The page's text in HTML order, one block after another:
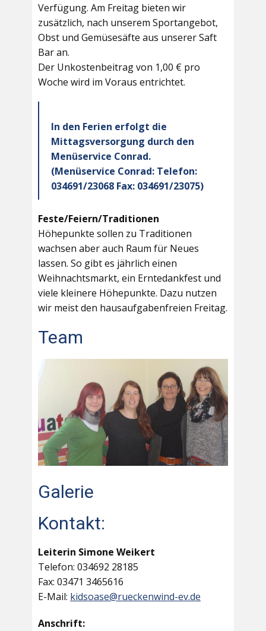
Verfügung. Am Freitag bieten wir
zusätzlich, nach unserem Sportangebot,
Obst und Gemüsesäfte aus unserer Saft
Bar an.
Der Unkostenbeitrag von 1,00 € pro
Woche wird im Voraus entrichtet.
In den Ferien erfolgt die
Mittagsversorgung durch den
Menüservice Conrad.
(Menüservice Conrad: Telefon:
034691/23068 Fax: 034691/23075)
Feste/Feiern/Traditionen
Höhepunkte sollen zu Traditionen
wachsen aber auch Raum für Neues
lassen. So gibt es jährlich einen
Weihnachtsmarkt, ein Erntedankfest und
viele kleinere Höhepunkte. Dazu nutzen
wir meist den hausaufgabenfreien Freitag.
Team
Galerie
Kontakt:
Leiterin Simone Weikert
Telefon: 034692 28185
Fax: 03471 3465616
E-Mail: kidsoase@rueckenwind-ev.de
Anschrift: